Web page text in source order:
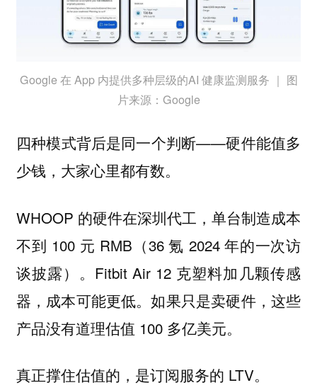
Google 在 App 内提供多种层级的AI 健康监测服务 ｜ 图
片来源：Google
四种模式背后是同一个判断——硬件能值多
少钱，大家心里都有数。
WHOOP 的硬件在深圳代工，单台制造成本
不到 100 元 RMB（36 氪 2024 年的一次访
谈披露）。Fitbit Air 12 克塑料加几颗传感
器，成本可能更低。如果只是卖硬件，这些
产品没有道理估值 100 多亿美元。
真正撑住估值的，是订阅服务的 LTV。